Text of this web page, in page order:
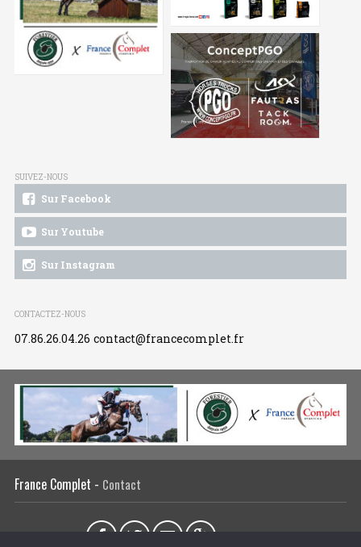
SUIVEZ-NOUS
Sur Facebook
Sur Youtube
Sur Instagram
CONTACTEZ-NOUS
07.86.26.04.26 contact@francecomplet.fr
France Complet - Contact